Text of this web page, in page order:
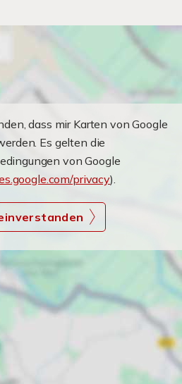
dass mir Karten von Google
Es gelten die
von Google
privacy).